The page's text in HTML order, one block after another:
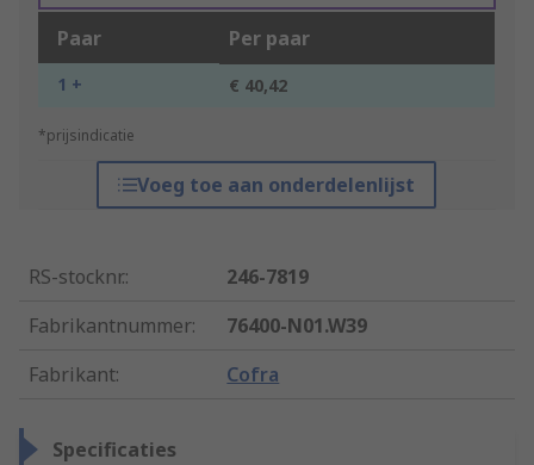
Paar Per paar
1 + € 40,42
*prijsindicatie
Voeg toe aan onderdelenlijst
RS-stocknr.:
246-7819
Fabrikantnummer:
76400-N01.W39
Fabrikant: Cofra
Specificaties